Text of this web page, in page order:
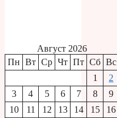
Август 2026
Пн Вт Ср Чт Пт Сб Вс
1
2
3
4 5 6 7 8
9
10
11 12 13 14 15
16